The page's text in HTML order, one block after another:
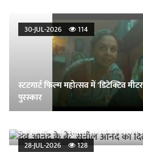
30-JUL-2026 114
स्टटगार्ट फिल्म महोत्सव में 'डिटेक्टिव
पुरस्कार
28-JUL-2026 128
देव आनंद के बेटे सुनील आनंद का दिल का